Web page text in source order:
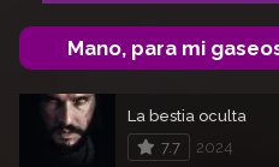
Mano, para mi
La bestia oculta
7.7
2024